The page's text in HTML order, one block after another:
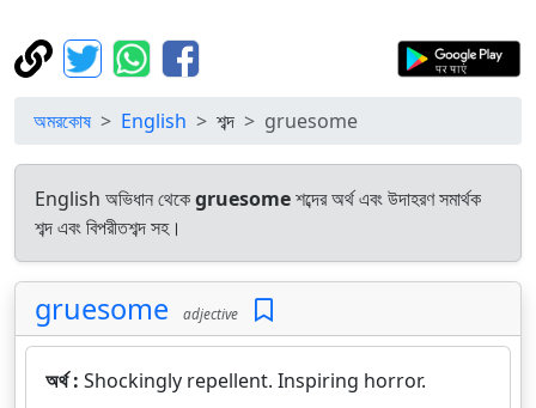
অমরকোষ English শব্দ gruesome
English অভিধান থেকেgruesomeশব্দের অর্থ এবং উদাহরণ সমার্থক
শব্দ এবং বিপরীতশব্দ সহ।
gruesome adjective
অর্থ : Shockingly repellent. Inspiring horror.